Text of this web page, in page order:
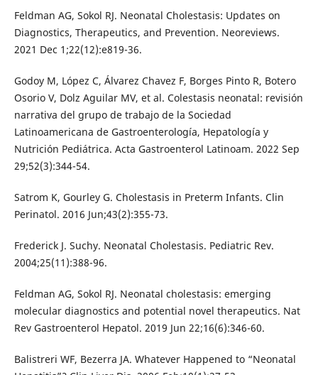
Feldman AG, Sokol RJ. Neonatal Cholestasis: Updates on
Diagnostics, Therapeutics, and Prevention. Neoreviews.
2021 Dec 1;22(12):e819-36.
Godoy M, López C, Álvarez Chavez F, Borges Pinto R, Botero
Osorio V, Dolz Aguilar MV, et al. Colestasis neonatal: revisión
narrativa del grupo de trabajo de la Sociedad
Latinoamericana de Gastroenterología, Hepatología y
Nutrición Pediátrica. Acta Gastroenterol Latinoam. 2022 Sep
29;52(3):344-54.
Satrom K, Gourley G. Cholestasis in Preterm Infants. Clin
Perinatol. 2016 Jun;43(2):355-73.
Frederick J. Suchy. Neonatal Cholestasis. Pediatric Rev.
2004;25(11):388-96.
Feldman AG, Sokol RJ. Neonatal cholestasis: emerging
molecular diagnostics and potential novel therapeutics. Nat
Rev Gastroenterol Hepatol. 2019 Jun 22;16(6):346-60.
Balistreri WF, Bezerra JA. Whatever Happened to “Neonatal